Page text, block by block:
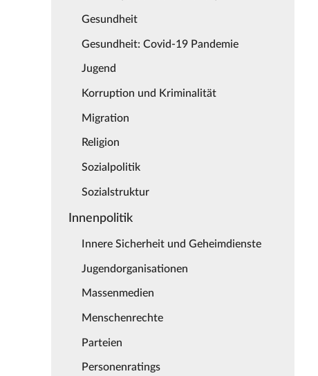
Gesundheit
Gesundheit: Covid-19 Pandemie
Jugend
Korruption und Kriminalität
Migration
Religion
Sozialpolitik
Sozialstruktur
Innenpolitik
Innere Sicherheit und Geheimdienste
Jugendorganisationen
Massenmedien
Menschenrechte
Parteien
Personenratings